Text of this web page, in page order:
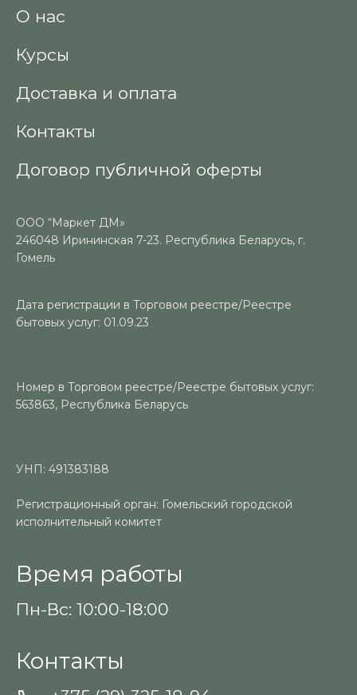
О нас
Курсы
Доставка и оплата
Контакты
Договор публичной оферты
ООО “Маркет ДМ»
246048 Ирининская 7-23. Республика Беларусь, г.
Гомель
Дата регистрации в Торговом реестре/Реестре
бытовых услуг: 01.09.23
Номер в Торговом реестре/Реестре бытовых услуг:
563863, Республика Беларусь
УНП: 491383188
Регистрационный орган: Гомельский городской
исполнительный комитет
Время работы
Пн-Вс: 10:00-18:00
Контакты